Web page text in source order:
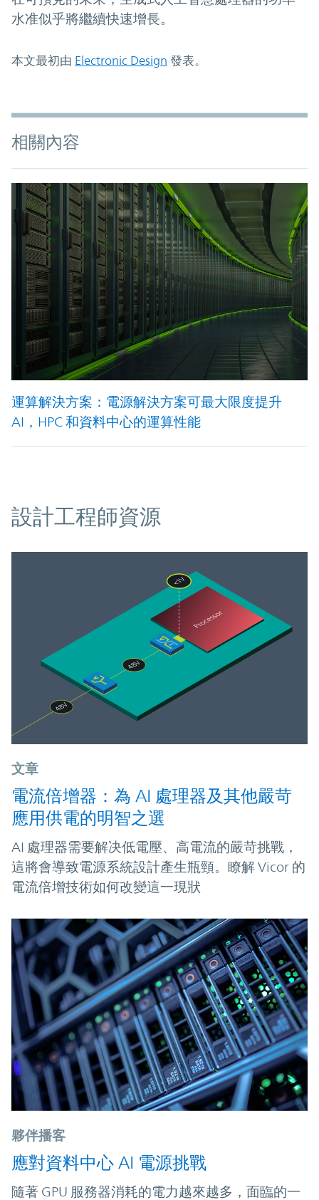
水准似乎將繼續快速增長。
本文最初由 Electronic Design 發表。
相關內容
運算解決方案：電源解決方案可最大限度提升
AI，HPC 和資料中心的運算性能
資源
設計工程師資源
文章
電流倍增器：為 AI 處理器及其他嚴苛
應用供電的明智之選
AI 處理器需要解决低電壓、高電流的嚴苛挑戰，
這將會導致電源系統設計產生瓶頸。瞭解 Vicor 的
電流倍增技術如何改變這一現狀
夥伴播客
應對資料中心 AI 電源挑戰
隨著 GPU 服務器消耗的電力越來越多，面臨的一